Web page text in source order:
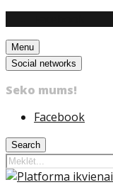
Menu
Social networks
Seko mums!
Facebook
Search